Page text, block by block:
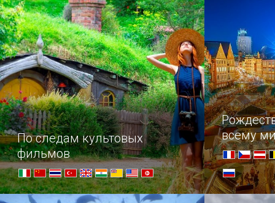
По следам культовых
фильмов
всему